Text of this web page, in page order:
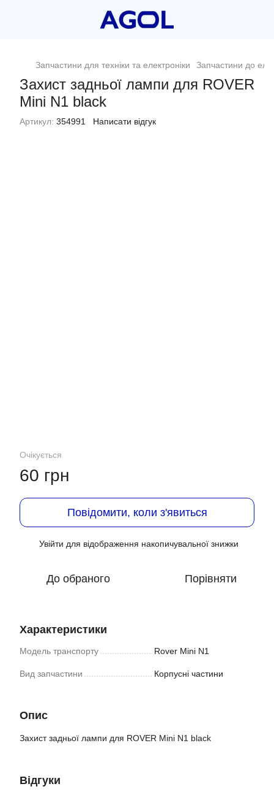
Запчастини для техніки та електроніки Запчастини до
Захист задньої лампи для ROVER
Mini N1 black
Артикул: 354991 Написати відгук
Очікується
60 грн
Повідомити, коли з'явиться
Увійти для відображення накопичувальної знижки
До обраного Порівняти
Характеристики
Модель транспорту Rover Mini N1
Вид запчастини Корпусні частини
Опис
Захист задньої лампи для ROVER Mini N1 black
Відгуки